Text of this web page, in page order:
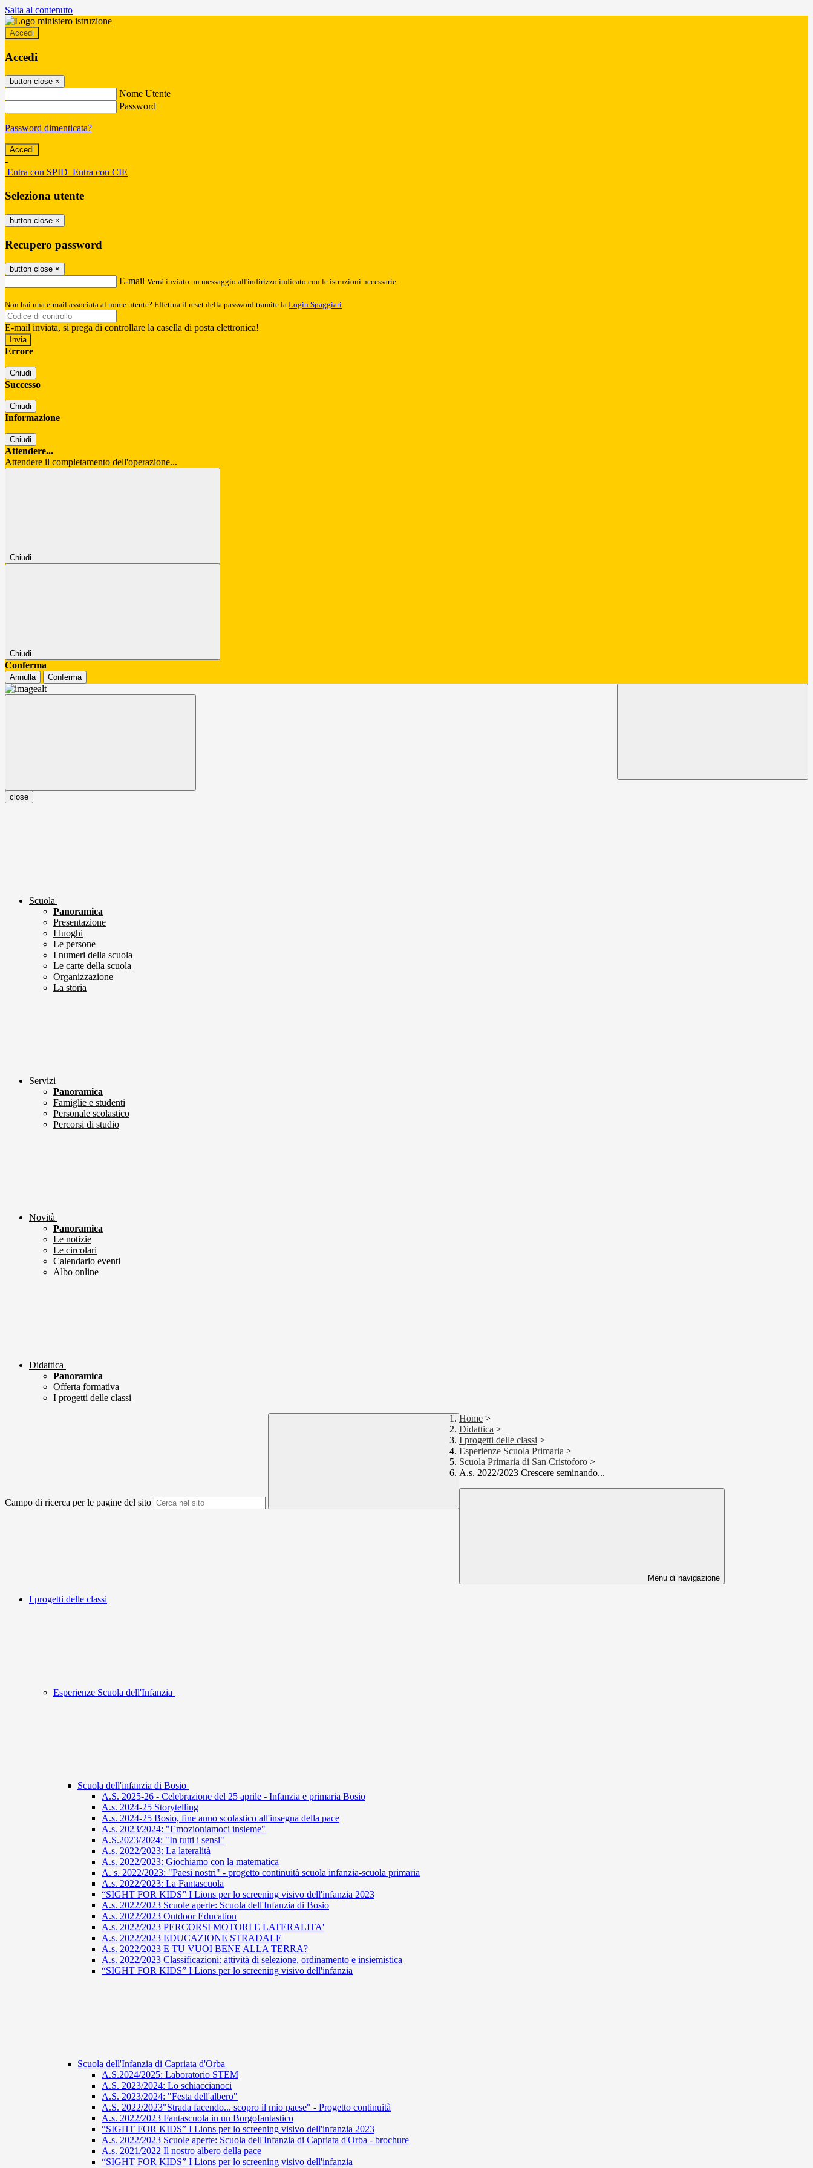
Salta al contenuto
Accedi
Accedi
button close ×
Nome Utente
Password
Password dimenticata?
-
Entra con SPID Entra con CIE
Seleziona utente
button close ×
Recupero password
button close ×
E-mail Verrà inviato un messaggio all'indirizzo indicato con le istruzioni necessarie.
Non hai una e-mail associata al nome utente? Effettua il reset della password tramite la Login Spaggiari
E-mail inviata, si prega di controllare la casella di posta elettronica!
Errore
Chiudi
Successo
Chiudi
Informazione
Chiudi
Attendere...
Attendere il completamento dell'operazione...
Chiudi
Chiudi
Conferma
Annulla Conferma
close
Scuola
Panoramica
Presentazione
I luoghi
Le persone
I numeri della scuola
Le carte della scuola
Organizzazione
La storia
Servizi
Panoramica
Famiglie e studenti
Personale scolastico
Percorsi di studio
Novità
Panoramica
Le notizie
Le circolari
Calendario eventi
Albo online
Didattica
Panoramica
Offerta formativa
I progetti delle classi
Campo di ricerca per le pagine del sito
Home >
Didattica >
I progetti delle classi >
Esperienze Scuola Primaria >
Scuola Primaria di San Cristoforo >
A.s. 2022/2023 Crescere seminando...
Menu di navigazione
I progetti delle classi
Esperienze Scuola dell'Infanzia
Scuola dell'infanzia di Bosio
A.S. 2025-26 - Celebrazione del 25 aprile - Infanzia e primaria Bosio
A.s. 2024-25 Storytelling
A.s. 2024-25 Bosio, fine anno scolastico all'insegna della pace
A.s. 2023/2024: "Emozioniamoci insieme"
A.S.2023/2024: "In tutti i sensi"
A.s. 2022/2023: La lateralità
A.s. 2022/2023: Giochiamo con la matematica
A. s. 2022/2023: "Paesi nostri" - progetto continuità scuola infanzia-scuola primaria
A.s. 2022/2023: La Fantascuola
“SIGHT FOR KIDS” I Lions per lo screening visivo dell'infanzia 2023
A.s. 2022/2023 Scuole aperte: Scuola dell'Infanzia di Bosio
A.s. 2022/2023 Outdoor Education
A.s. 2022/2023 PERCORSI MOTORI E LATERALITA'
A.s. 2022/2023 EDUCAZIONE STRADALE
A.s. 2022/2023 E TU VUOI BENE ALLA TERRA?
A.s. 2022/2023 Classificazioni: attività di selezione, ordinamento e insiemistica
“SIGHT FOR KIDS” I Lions per lo screening visivo dell'infanzia
Scuola dell'Infanzia di Capriata d'Orba
A.S.2024/2025: Laboratorio STEM
A.S. 2023/2024: Lo schiaccianoci
A.S. 2023/2024: "Festa dell'albero"
A.S. 2022/2023"Strada facendo... scopro il mio paese" - Progetto continuità
A.s. 2022/2023 Fantascuola in un Borgofantastico
“SIGHT FOR KIDS” I Lions per lo screening visivo dell'infanzia 2023
A.s. 2022/2023 Scuole aperte: Scuola dell'Infanzia di Capriata d'Orba - brochure
A.s. 2021/2022 Il nostro albero della pace
“SIGHT FOR KIDS” I Lions per lo screening visivo dell'infanzia